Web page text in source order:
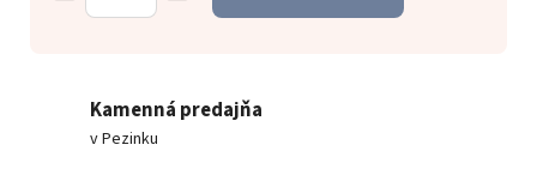
Kamenná predajňa
v Pezinku